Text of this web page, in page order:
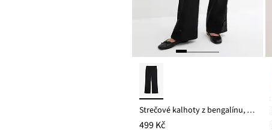
Strečové kalhoty z bengalínu, s pohodlným pasem
499 Kč